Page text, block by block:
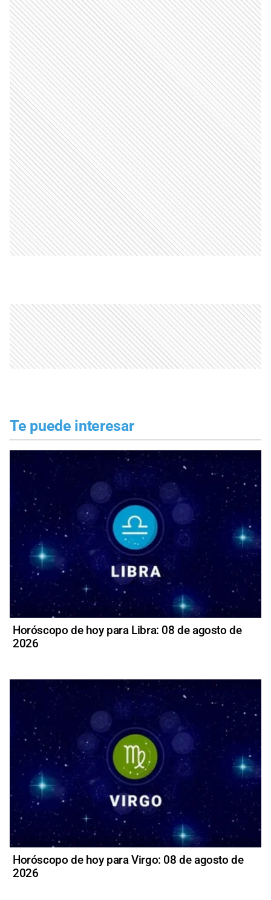
Te puede interesar
Horóscopo de hoy para Libra: 08 de agosto de
2026
Horóscopo de hoy para Virgo: 08 de agosto de
2026